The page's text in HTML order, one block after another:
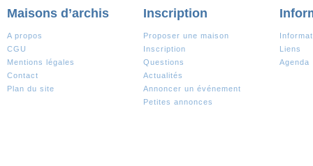
Maisons d’archis
A propos
CGU
Mentions légales
Contact
Plan du site
Inscription
Proposer une maison
Inscription
Questions
Actualités
Annoncer un événement
Petites annonces
Liens
Agenda